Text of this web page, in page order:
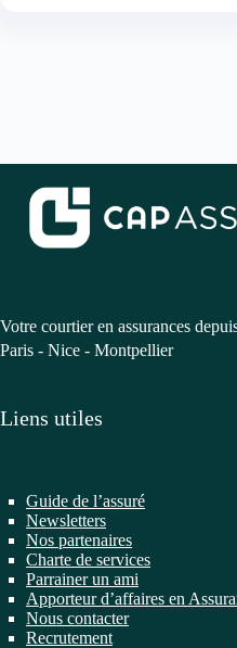
Votre courtier en assurances
Paris - Nice - Montpellier
Liens utiles
Guide de l’assuré
Newsletters
Nos partenaires
Charte de services
Parrainer un ami
Apporteur d’affaires en
Nous contacter
Recrutement